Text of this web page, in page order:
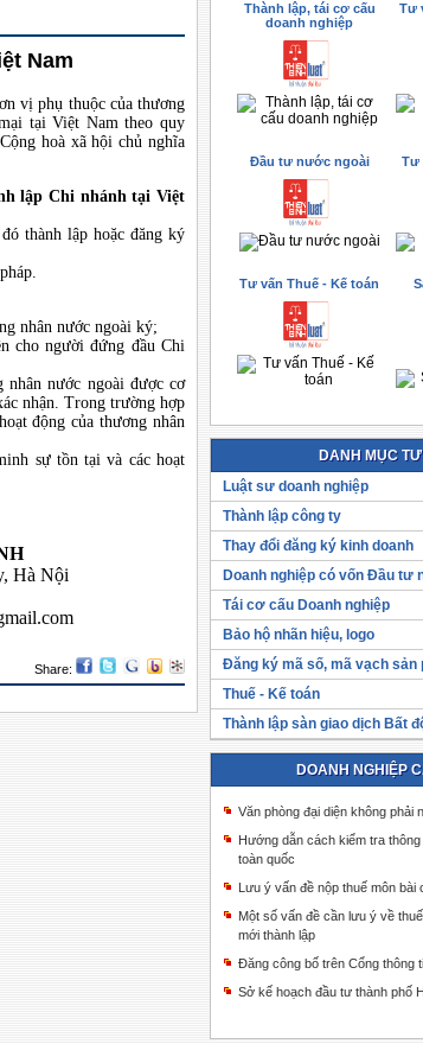
Nam
vị phụ thuộc của thương
tại Việt Nam theo quy
hoà xã hội chủ nghĩa
lập Chi nhánh tại Việt
thành lập hoặc đăng ký
nhân nước ngoài ký;
cho người đứng đầu Chi
nước ngoài được cơ
nhận. Trong trường hợp
động của thương nhân
sự tồn tại và các hoạt
Hà Nội
Share:
Thành lập, tái cơ cấu
doanh nghiệp
Tư
Đầu tư nước ngoài Tư
Tư vấn Thuế - Kế toán
DANH MỤC
Luật sư doanh nghiệp
Thành lập công ty
Thay đổi đăng ký kinh doanh
Doanh nghiệp có vốn Đầu tư
Tái cơ cấu Doanh nghiệp
Bảo hộ nhãn hiệu, logo
Đăng ký mã số, mã vạch sản
Thuế - Kế toán
Thành lập sàn giao dịch Bất
DOANH NGHIỆP
Văn phòng đại diện không phải
Hướng dẫn cách kiểm tra
toàn quốc
Lưu ý vấn đề nộp thuế môn bài
Một số vấn đề cần lưu ý về
mới thành lập
Đăng công bố trên Cổng thông
Sở kế hoạch đầu tư thành phố